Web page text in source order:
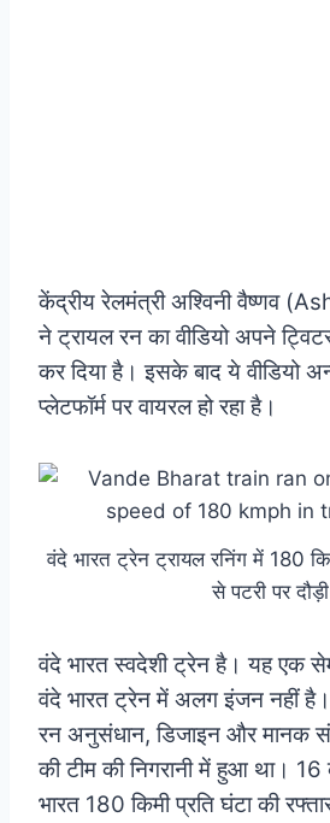
केंद्रीय रेलमंत्री अश्विनी वैष्णव
ने ट्रायल रन का वीडियो अपने
कर दिया है। इसके बाद ये वीडियो
प्लेटफॉर्म पर वायरल हो रहा है।
वंदे भारत ट्रेन ट्रायल रनिंग में 180
से पटरी पर दौड़ी
वंदे भारत स्वदेशी ट्रेन है। यह एक
वंदे भारत ट्रेन में अलग इंजन नहीं
रन अनुसंधान, डिजाइन और मानक
की टीम की निगरानी में हुआ था।
भारत 180 किमी प्रति घंटा की